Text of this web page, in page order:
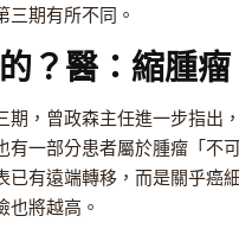
期有所不同。
？醫：縮腫
期，曾政森主任進一步指出
有一部分患者屬於腫瘤「不
已有遠端轉移，而是關乎癌
也將越高。